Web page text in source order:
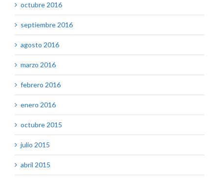
octubre 2016
septiembre 2016
agosto 2016
marzo 2016
febrero 2016
enero 2016
octubre 2015
julio 2015
abril 2015